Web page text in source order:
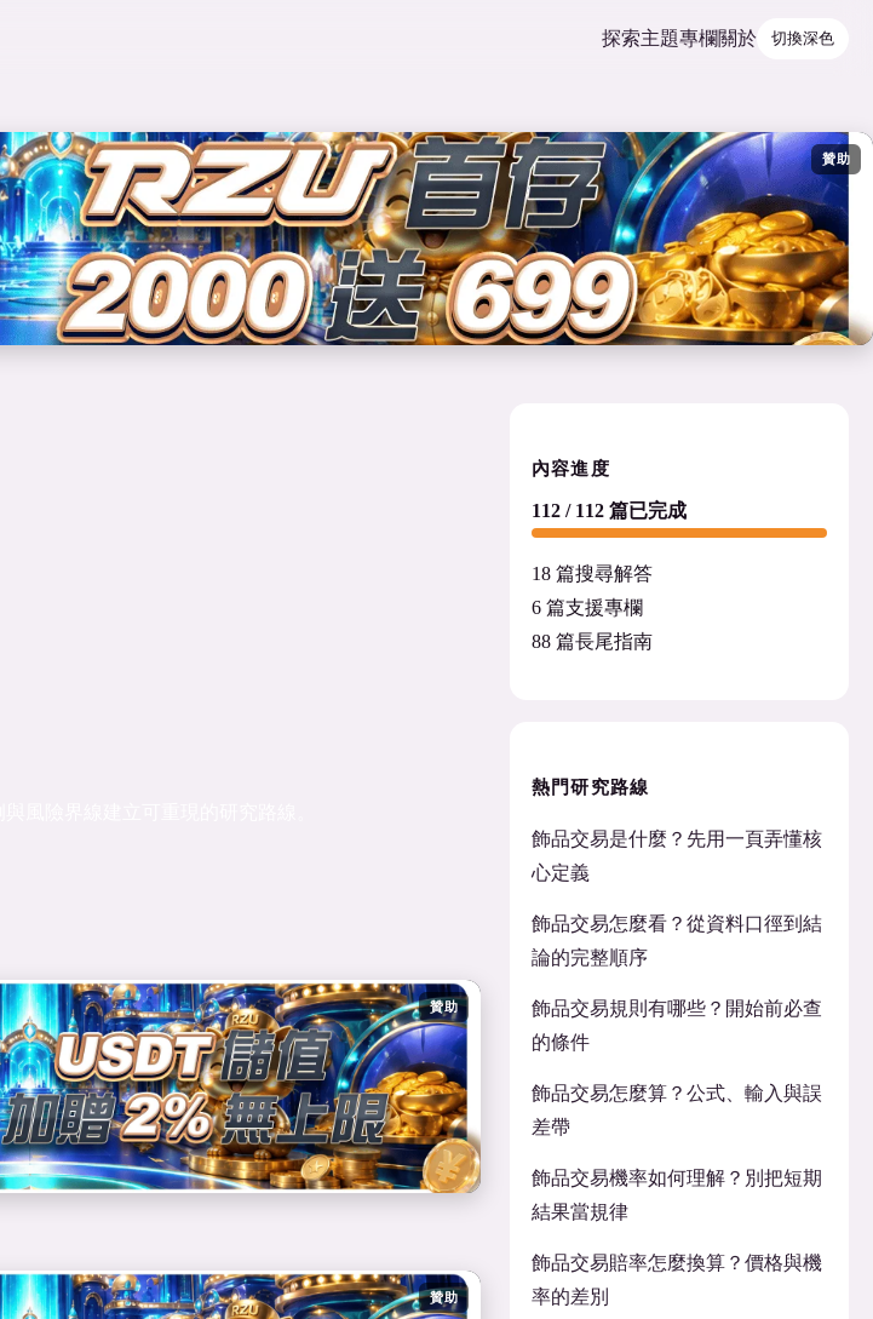
探索主題專欄關於 切換深色
贊助
贊助
贊助
內容進度
112 / 112 篇已完成
18 篇搜尋解答
6 篇支援專欄
88 篇長尾指南
熱門研究路線
飾品交易是什麼？先用一頁弄懂核
心定義
飾品交易怎麼看？從資料口徑到結
論的完整順序
飾品交易規則有哪些？開始前必查
的條件
飾品交易怎麼算？公式、輸入與誤
差帶
飾品交易機率如何理解？別把短期
結果當規律
飾品交易賠率怎麼換算？價格與機
率的差別